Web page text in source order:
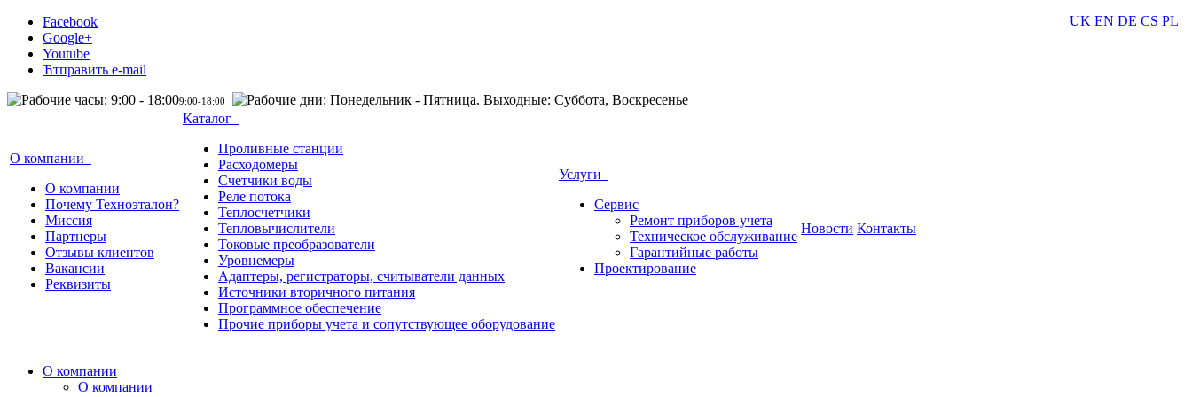
UK EN DE CS PL
Facebook
Google+
Youtube
Ћтправить e-mail
9:00-18:00
О компании
О компании
Почему Техноэталон?
Миссия
Партнеры
Отзывы клиентов
Вакансии
Реквизиты
Каталог
Проливные станции
Расходомеры
Счетчики воды
Реле потока
Теплосчетчики
Тепловычислители
Токовые преобразователи
Уровнемеры
Адаптеры, регистраторы, считыватели данных
Источники вторичного питания
Программное обеспечение
Прочие приборы учета и сопутствующее оборудование
Услуги
Сервис
Ремонт приборов учета
Техническое обслуживание
Гарантийные работы
Проектирование
Новости Контакты
О компании
О компании